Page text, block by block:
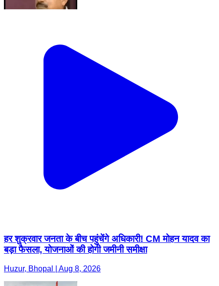
हर शुक्रवार जनता के बीच पहुंचेंगे अधिकारी! CM मोहन यादव का
बड़ा फैसला, योजनाओं की होगी जमीनी समीक्षा
Huzur, Bhopal | Aug 8, 2026